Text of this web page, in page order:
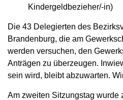
Kindergeldbezieher/-in)
Die 43 Delegierten des
Brandenburg, die am
werden versuchen, den
Anträgen zu überzeugen.
sein wird, bleibt abzuwarten.
Am zweiten Sitzungstag wurde